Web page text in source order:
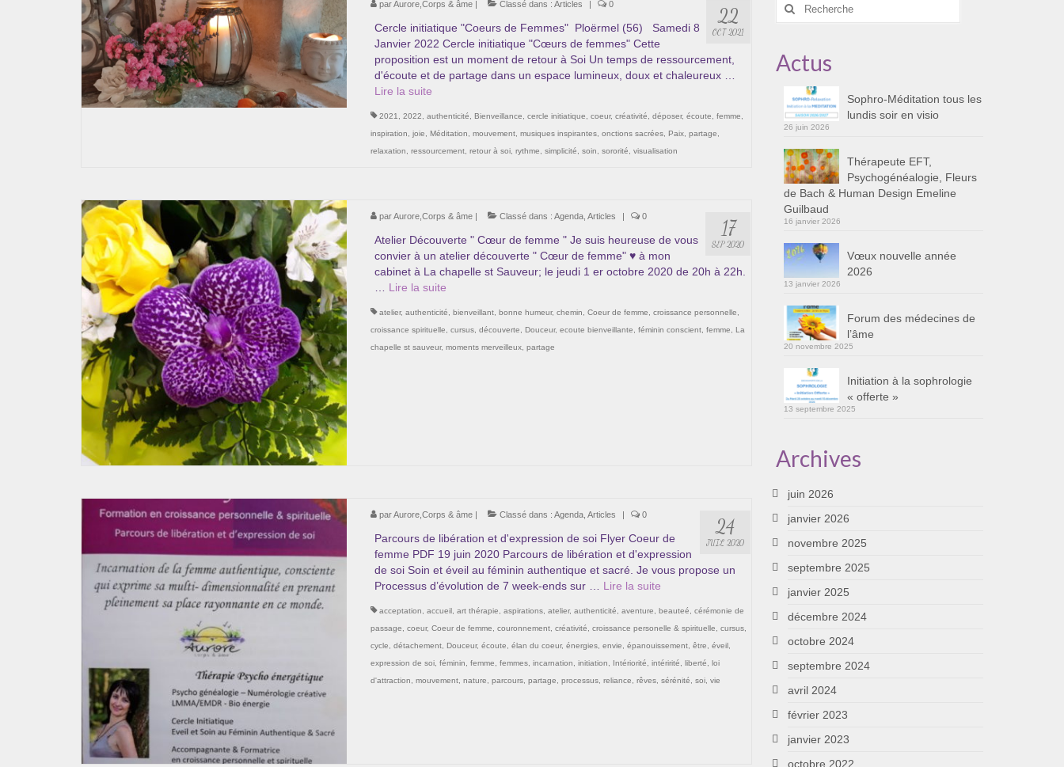
22
OCT 2021
parAurore,Corps & âme| Classé dans : Articles | 0
Cercle initiatique "Coeurs de Femmes" Ploërmel (56) Samedi 8
Janvier 2022 Cercle initiatique "Cœurs de femmes" Cette
proposition est un moment de retour à Soi Un temps de ressourcement,
d'écoute et de partage dans un espace lumineux, doux et chaleureux …
Lire la suite­­
2021 2022 authenticité Bienveillance cercle initiatique coeur, créativité déposer, écoute femme
inspiration
joie Méditation mouvement, musiques inspirantes, onctions sacrées, Paix, partage
relaxation
ressourcement, retour à soi, rythme simplicité soin sororité visualisation
17
SEP 2020
parAurore,Corps & âme| Classé dans : Agenda, Articles | 0
Atelier Découverte " Cœur de femme " Je suis heureuse de vous
convier à un atelier découverte " Cœur de femme" ♥ à mon
cabinet à La chapelle st Sauveur; le jeudi 1 er octobre 2020 de 20h à 22h.
Lire la suite­­
atelier, authenticité bienveillant, bonne humeur, chemin Coeur de femme croissance personnelle
croissance spirituelle
cursus, découverte Douceur, ecoute bienveillante féminin conscient, femme
La
chapelle st sauveur, moments merveilleux, partage
24
JUIL 2020
parAurore,Corps & âme| Classé dans : Agenda, Articles | 0
Parcours de libération et d'expression de soi Flyer Coeur de
femme PDF 19 juin 2020 Parcours de libération et d'expression
de soi Soin et éveil au féminin authentique et sacré. Je vous propose un
Processus d’évolution de 7 week-ends sur … Lire la suite­­
acceptation accueil, art thérapie aspirations, atelier, authenticité aventure beauteé
cérémonie de
passage
coeur, Coeur de femme couronnement, créativité croissance personelle & spirituelle cursus,
cycle
détachement, Douceur, écoute élan du coeur, énergies, envie épanouissement, être éveil,
expression de soi, féminin femme femmes, incarnation initiation Intériorité intéririté liberté
loi
d'attraction
mouvement, nature parcours, partage processus, reliance rêves, sérénité soi, vie
Actus
Sophro-Méditation tous les
lundis soir en visio
26 juin 2026
Thérapeute EFT,
Psychogénéalogie, Fleurs
de Bach & Human Design Emeline
Guilbaud
16 janvier 2026
Vœux nouvelle année
2026
13 janvier 2026
Forum des médecines de
l’âme
20 novembre 2025
Initiation à la sophrologie
« offerte »
13 septembre 2025
Archives
juin 2026
janvier 2026
novembre 2025
septembre 2025
janvier 2025
décembre 2024
octobre 2024
septembre 2024
avril 2024
février 2023
janvier 2023
octobre 2022